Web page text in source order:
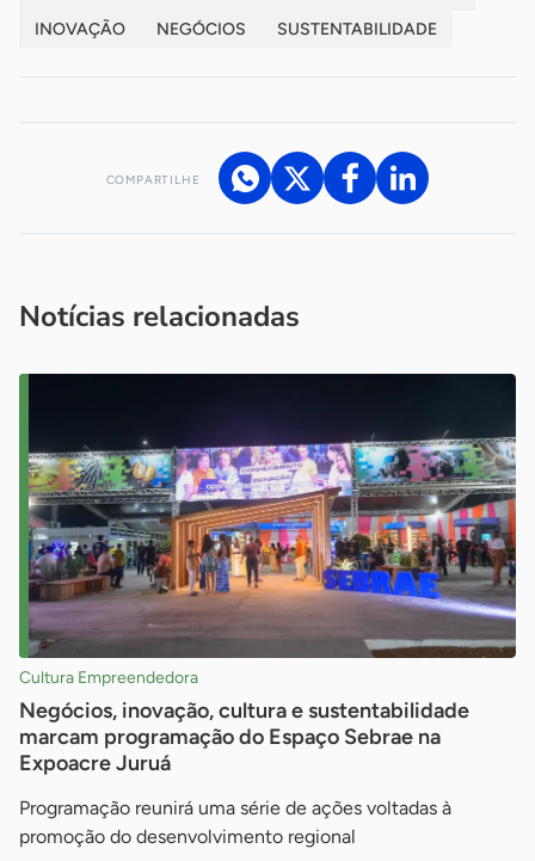
INOVAÇÃO
NEGÓCIOS SUSTENTABILIDADE
COMPARTILHE
Notícias relacionadas
Cultura Empreendedora
Negócios, inovação, cultura e sustentabilidade
marcam programação do Espaço Sebrae na
Expoacre Juruá
Programação reunirá uma série de ações voltadas à
promoção do desenvolvimento regional